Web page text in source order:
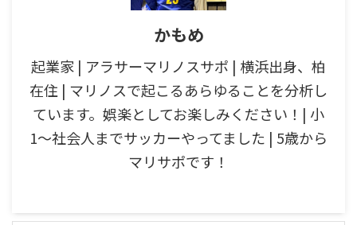
かもめ
起業家 | アラサーマリノスサポ | 横浜出身、柏
在住 | マリノスで起こるあらゆることを分析し
ています。娯楽としてお楽しみください！| 小
1〜社会人までサッカーやってました | 5歳から
マリサポです！